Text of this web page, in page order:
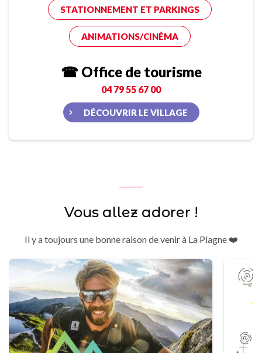
STATIONNEMENT ET PARKINGS
ANIMATIONS/CINÉMA
☎ Office de tourisme
04 79 55 67 00
DÉCOUVRIR LE VILLAGE
Vous allez adorer !
Il y a toujours une bonne raison de venir à La Plagne ❤️